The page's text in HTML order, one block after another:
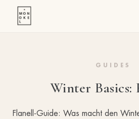
GUIDES
Winter Basics:
Flanell-Guide: Was macht den